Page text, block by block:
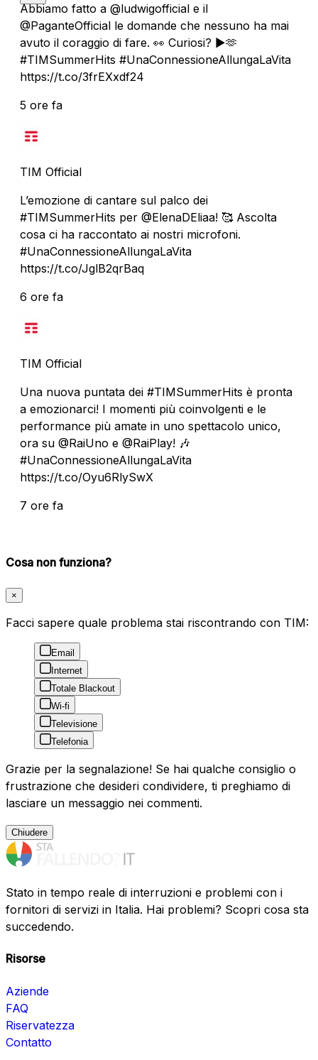
Abbiamo fatto a @ludwigofficial e il
@PaganteOfficial le domande che nessuno ha mai
avuto il coraggio di fare. 👀 Curiosi? ▶️🫶
#TIMSummerHits #UnaConnessioneAllungaLaVita
https://t.co/3frEXxdf24
5 ore fa
TIM Official
L’emozione di cantare sul palco dei
#TIMSummerHits per @ElenaDEliaa! 🥰 Ascolta
cosa ci ha raccontato ai nostri microfoni.
#UnaConnessioneAllungaLaVita
https://t.co/JglB2qrBaq
6 ore fa
TIM Official
Una nuova puntata dei #TIMSummerHits è pronta
a emozionarci! I momenti più coinvolgenti e le
performance più amate in uno spettacolo unico,
ora su @RaiUno e @RaiPlay! 🎶
#UnaConnessioneAllungaLaVita
https://t.co/Oyu6RlySwX
7 ore fa
Cosa non funziona?
×
Facci sapere quale problema stai riscontrando con TIM:
Email
Internet
Totale Blackout
Wi-fi
Televisione
Telefonia
Grazie per la segnalazione! Se hai qualche consiglio o
frustrazione che desideri condividere, ti preghiamo di
lasciare un messaggio nei commenti.
Chiudere
Stato in tempo reale di interruzioni e problemi con i
fornitori di servizi in Italia. Hai problemi? Scopri cosa sta
succedendo.
Risorse
Aziende
FAQ
Riservatezza
Contatto